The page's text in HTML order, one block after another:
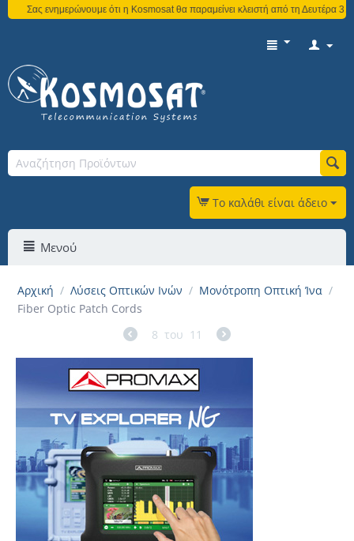
Σας ενημερώνουμε ότι η Kosmosat θα παραμείνει κλειστή από τη Δευτέρα 3
Το καλάθι είναι άδειο
Μενού
Αρχική / Λύσεις Οπτικών Ινών / Μονότροπη Οπτική Ίνα /
Fiber Optic Patch Cords
8 του 11